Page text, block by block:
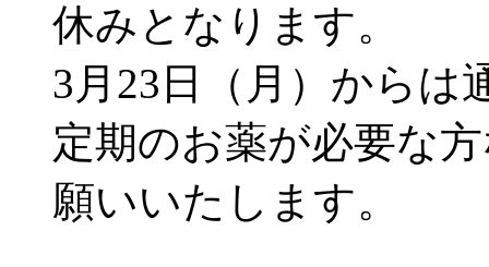
休みとなります。
3月23日（月）から
定期のお薬が必要な
願いいたします。